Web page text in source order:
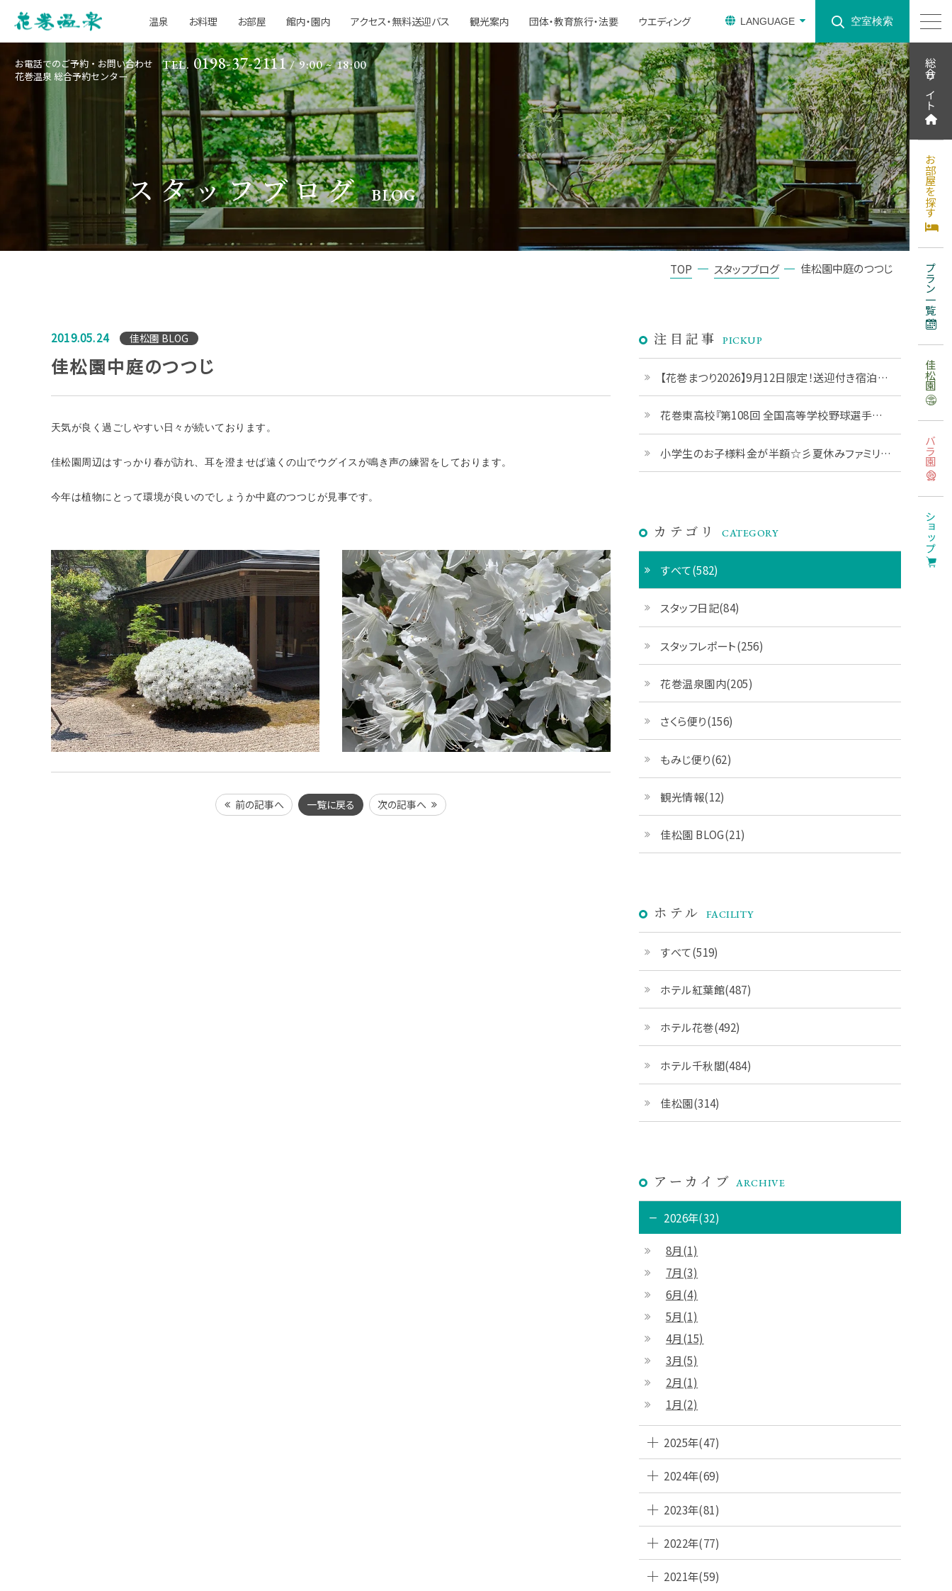
温泉 お料理 お部屋 館内・園内 アクセス・無料送迎バス 観光案内 団体・教育旅行・法要 ウエディング
総合サイト
お部屋を探す
プラン一覧
佳松園
バラ園
ショップ
お電話でのご予約・お問い合わせ
花巻温泉 総合予約センター
TEL. 0198-37-2111/ 9:00 ~ 18:00
LANGUAGE 空室検索
スタッフブログ BLOG
TOP スタッフブログ 佳松園中庭のつつじ
2019.05.24 佳松園 BLOG
佳松園中庭のつつじ
天気が良く過ごしやすい日々が続いております。
佳松園周辺はすっかり春が訪れ、耳を澄ませば遠くの山でウグイスが鳴き声の練習をしております。
今年は植物にとって環境が良いのでしょうか中庭のつつじが見事です。
前の記事へ 一覧に戻る 次の記事へ
注目記事 PICKUP
【花巻まつり2026】9月12日限定！送迎付き宿泊プラン◇ご予約受付中
花巻東高校『第108回 全国高等学校野球選手権 岩手大会』優勝おめでとうございます！
小学生のお子様料金が半額☆彡夏休みファミリープランご予約受付中です♪
カテゴリ CATEGORY
すべて(582)
スタッフ日記(84)
スタッフレポート(256)
花巻温泉園内(205)
さくら便り(156)
もみじ便り(62)
観光情報(12)
佳松園 BLOG(21)
ホテル FACILITY
すべて(519)
ホテル紅葉館(487)
ホテル花巻(492)
ホテル千秋閣(484)
佳松園(314)
アーカイブ ARCHIVE
2026年(32)
8月(1)
7月(3)
6月(4)
5月(1)
4月(15)
3月(5)
2月(1)
1月(2)
2025年(47)
2024年(69)
2023年(81)
2022年(77)
2021年(59)